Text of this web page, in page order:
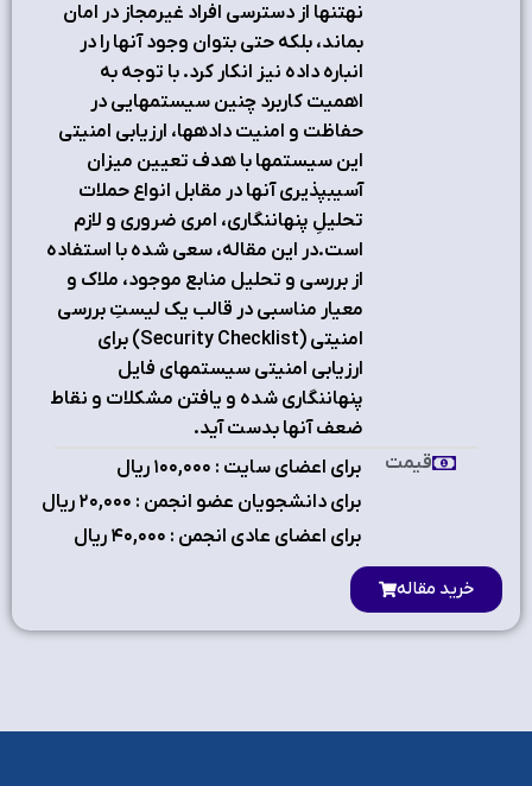
نهتنها از دسترسي افراد غيرمجاز در امان
بماند، بلکه حتي بتوان وجود آنها را در
انباره داده نيز انکار کرد. با توجه به
اهميت کاربرد چنين سيستمهايي در
حفاظت و امنيت دادهها، ارزيابي امنيتي
اين سيستمها با هدف تعيين ميزان
آسيبپذيري آنها در مقابل انواع حملات
تحليلِ پنهاننگاري، امري ضروري و لازم
است.در اين مقاله، سعي شده با استفاده
از بررسي و تحليل منابع موجود، ملاک و
معيار مناسبي در قالب يک ليستِ بررسي
امنيتي (Security Checklist) براي
ارزيابي امنيتي سيستمهاي فايل
پنهاننگاري شده و يافتن مشکلات و نقاط
ضعف آنها بدست آيد.
برای اعضای سایت : ۱٠٠,٠٠٠ ریال
برای دانشجویان عضو انجمن : ۲٠,٠٠٠ ریال
برای اعضای عادی انجمن : ۴٠,٠٠٠ ریال
قیمت
خرید مقاله